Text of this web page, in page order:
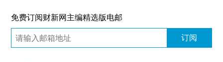
免费订阅财新网主编精选版电邮
订阅